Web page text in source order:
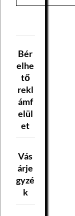
Bér
elhe
tő
rekl
ámf
elül
et
Vás
árje
gyzé
k